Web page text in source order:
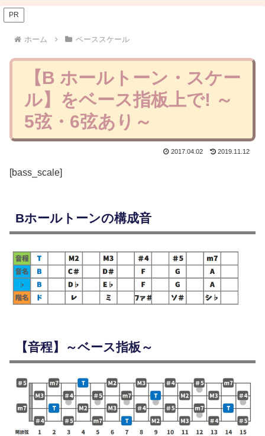
PR
ホーム ベーススケール
【B ホールトーン・スケー
ル】をベース指板上で! ～
5弦・6弦あり～
2017.04.02 2019.11.12
[bass_scale]
Bホールトーンの構成音
【音程】～ベース指板～